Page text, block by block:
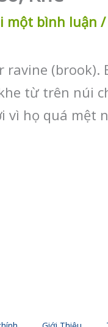
một bình luận /
ravine (brook).
từ trên núi
vì họ quá mệt